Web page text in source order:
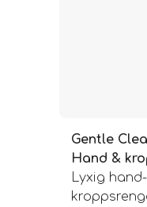
Gentle
Hand &
Lyxig